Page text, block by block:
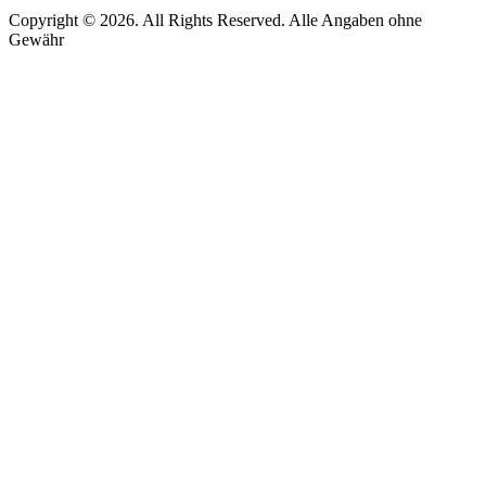
Copyright © 2026. All Rights Reserved. Alle Angaben ohne
Gewähr